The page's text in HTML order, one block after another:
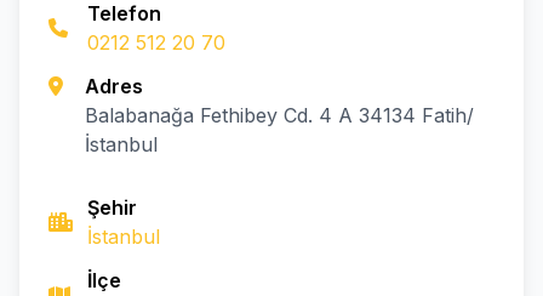
Telefon
0212 512 20 70
Adres
Balabanağa Fethibey Cd. 4 A 34134 Fatih/
İstanbul
Şehir
İstanbul
İlçe